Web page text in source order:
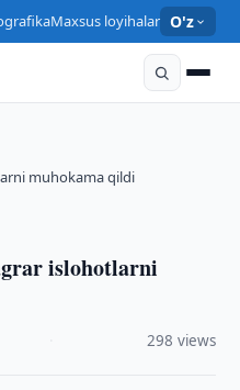
Maxsus loyihalar O'z
muhokama qildi
islohotlarni
298 views